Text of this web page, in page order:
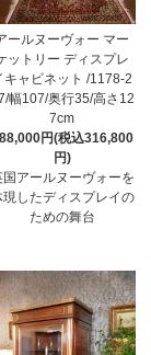
ールヌーヴォー マー
ットリー ディスプレ
キャビネット /1178-2
幅107/奥行35/高さ12
7cm
円(税込316,800
円)
国アールヌーヴォーを
現したディスプレイの
ための舞台